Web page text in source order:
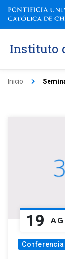
Instituto
Inicio keyboard_arrow_right
19